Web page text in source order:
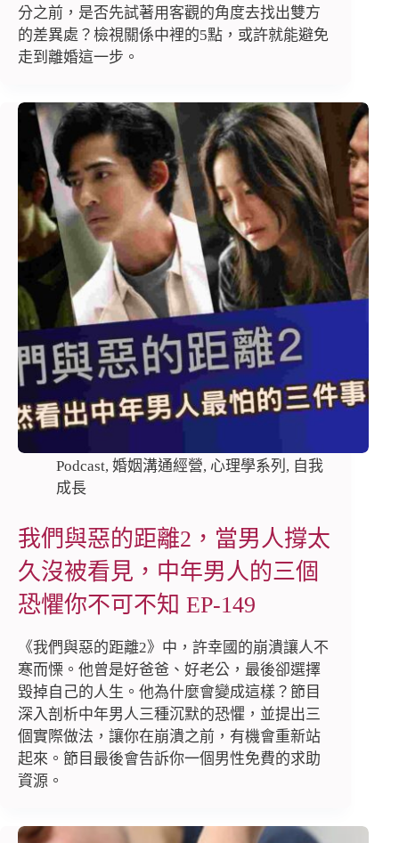
分之前，是否先試著用客觀的角度去找出雙方
的差異處？檢視關係中裡的5點，或許就能避免
走到離婚這一步。
Podcast, 婚姻溝通經營, 心理學系列 , 自我
成長
我們與惡的距離2，當男人撐太
久沒被看見，中年男人的三個
恐懼你不可不知 EP-149
《我們與惡的距離2》中，許幸國的崩潰讓人不
寒而慄。他曾是好爸爸、好老公，最後卻選擇
毀掉自己的人生。他為什麼會變成這樣？節目
深入剖析中年男人三種沉默的恐懼，並提出三
個實際做法，讓你在崩潰之前，有機會重新站
起來。節目最後會告訴你一個男性免費的求助
資源。